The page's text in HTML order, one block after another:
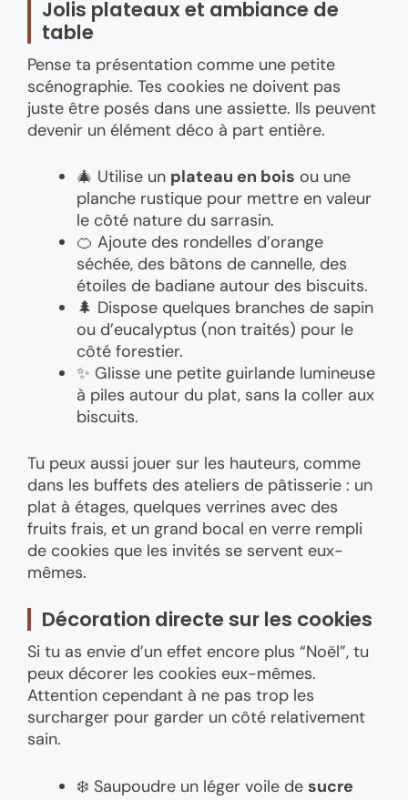
Jolis plateaux et ambiance de
table
Pense ta présentation comme une petite
scénographie. Tes cookies ne doivent pas
juste être posés dans une assiette. Ils peuvent
devenir un élément déco à part entière.
🎄 Utilise un plateau en bois ou une
planche rustique pour mettre en valeur
le côté nature du sarrasin.
🍊 Ajoute des rondelles d’orange
séchée, des bâtons de cannelle, des
étoiles de badiane autour des biscuits.
🌲 Dispose quelques branches de sapin
ou d’eucalyptus (non traités) pour le
côté forestier.
✨ Glisse une petite guirlande lumineuse
à piles autour du plat, sans la coller aux
biscuits.
Tu peux aussi jouer sur les hauteurs, comme
dans les buffets des ateliers de pâtisserie : un
plat à étages, quelques verrines avec des
fruits frais, et un grand bocal en verre rempli
de cookies que les invités se servent eux-
mêmes.
Décoration directe sur les cookies
Si tu as envie d’un effet encore plus “Noël”, tu
peux décorer les cookies eux-mêmes.
Attention cependant à ne pas trop les
surcharger pour garder un côté relativement
sain.
❄️ Saupoudre un léger voile de sucre